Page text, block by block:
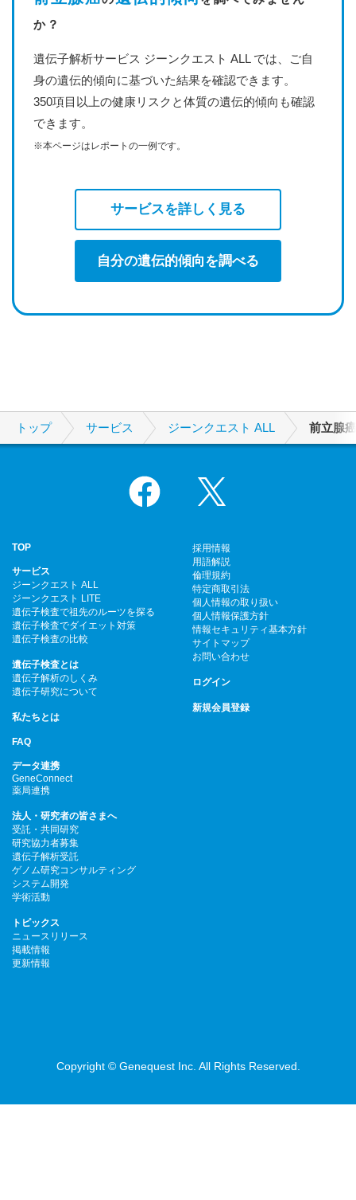
か？
遺伝子解析サービス ジーンクエスト ALL では、ご自
身の遺伝的傾向に基づいた結果を確認できます。
350項目以上の健康リスクと体質の遺伝的傾向も確認
できます。
※本ページはレポートの一例です。
サービスを詳しく見る
自分の遺伝的傾向を調べる
トップ サービス ジーンクエスト ALL 前立腺癌
Facebook
TOP
サービス
ジーンクエスト ALL
ジーンクエスト LITE
遺伝子検査で祖先のルーツを探る
遺伝子検査でダイエット対策
遺伝子検査の比較
遺伝子検査とは
遺伝子解析のしくみ
遺伝子研究について
私たちとは
FAQ
データ連携
GeneConnect
薬局連携
法人・研究者の皆さまへ
受託・共同研究
研究協力者募集
遺伝子解析受託
ゲノム研究コンサルティング
システム開発
学術活動
トピックス
ニュースリリース
掲載情報
更新情報
採用情報
用語解説
倫理規約
特定商取引法
個人情報の取り扱い
個人情報保護方針
情報セキュリティ基本方針
サイトマップ
お問い合わせ
ログイン
新規会員登録
Copyright © Genequest Inc. All Rights Reserved.